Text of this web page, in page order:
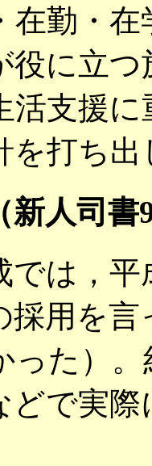
在勤・
役に立
活支援
を打ち
新人司書
は，平
採用を
った）
どで実